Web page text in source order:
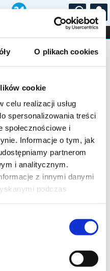
O plikach cookies
cookie
celu realizacji usług
spersonalizowania treści
społecznościowe i
Informacje o tym, jak
partnerom
i analitycznym.
z innymi danymi
podczas
...
STAND-UP
na wydarzenie